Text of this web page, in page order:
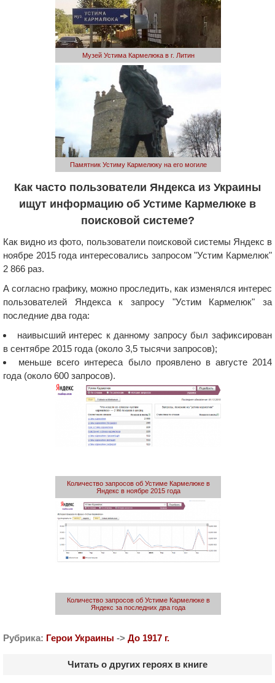
Музей Устима Кармелюка в г. Литин
Памятник Устиму Кармелюку на его могиле
Как часто пользователи Яндекса из Украины
ищут информацию об Устиме Кармелюке в
поисковой системе?
Как видно из фото, пользователи поисковой системы Яндекс в
ноябре 2015 года интересовались запросом "Устим Кармелюк"
2 866 раз.
А согласно графику, можно проследить, как изменялся интерес
пользователей Яндекса к запросу "Устим Кармелюк" за
последние два года:
наивысший интерес к данному запросу был зафиксирован
в сентябре 2015 года (около 3,5 тысячи запросов);
меньше всего интереса было проявлено в августе 2014
года (около 600 запросов).
Количество запросов об Устиме Кармелюке в
Яндекс в ноябре 2015 года
Количество запросов об Устиме Кармелюке в
Яндекс за последних два года
Рубрика: Герои Украины -> До 1917 г.
Читать о других героях в книге